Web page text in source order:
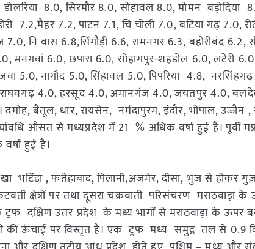
8.0, सिरमौर 8.0, सोहावल 8.0, मोमन बड़ोदिया
7.2,मैहर 7.2, पाटन 7.1, चि चोली 7.0, बटिया गढ़ 7.0,
नि वास 6.8,सिंगौड़ी 6.6, रामनगर 6.3, बहोरीबंद 6.2,
मनगवां 6.0, छपारा 6.0, सोहागपुर-शहडोल 6.0, लटेरी
5.0, नागौद 5.0, सिंहावल 5.0, पिपरिया 4.8,
4.0, हरसूद 4.0, अमानगंज 4.0, जयतपुर 4.0,
बैतूल, धार, रायसेन, नर्मदापुरम, इंदौर, भोपाल, उज्जैन
औसत से मध्यप्रदेश में 21 % अधिक वर्षा हुई है। पूर्वी
हुई है।
भटिंडा , फतेहाबाद, पिलानी,अजमेर, दीसा, भुज से होकर
क्षेत्रों पर तथा दूसरा चक्रवाती परिसंचरण मराठवाड़ा
दक्षिण उत्तर प्रदेश के मध्य भागों से मराठवाड़ा के ऊपर
की ऊंचाई पर विस्तृत है। एक ट्रफ मध्य समुद्र तल से 0.9